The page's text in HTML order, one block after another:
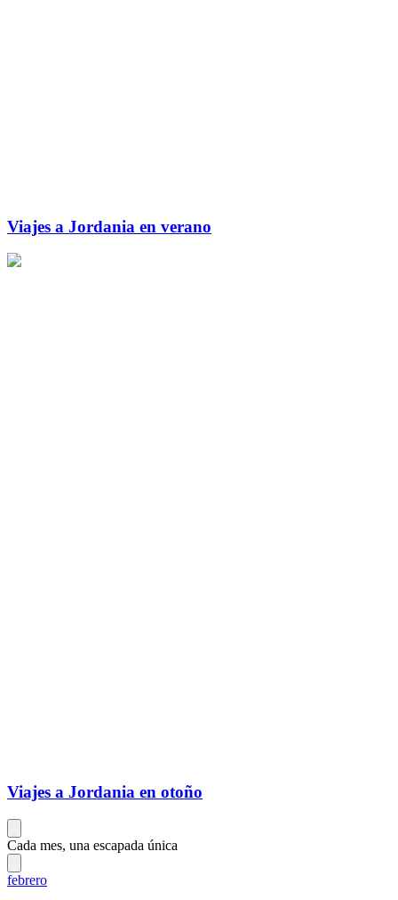
Viajes a Jordania en verano
Viajes a Jordania en otoño
Cada mes, una escapada única
febrero